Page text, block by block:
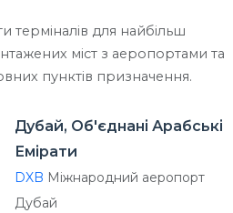
терміналів для найбільш
міст з аеропортами та
пунктів призначення.
Дубай, Об'єднані Арабські
Емірати
DXB Міжнародний аеропорт
Дубай